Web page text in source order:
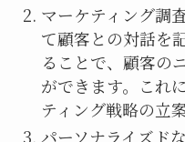
マーケティング調
て顧客との対話を
ることで、顧客の
ができます。これ
ティング戦略の立
パーソナライズド